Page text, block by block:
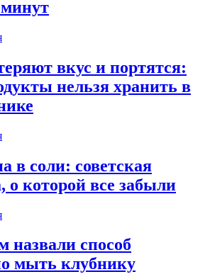
вкус и портятся:
нельзя хранить в
в соли: советская
о которой все забыли
назвали способ
мыть клубнику